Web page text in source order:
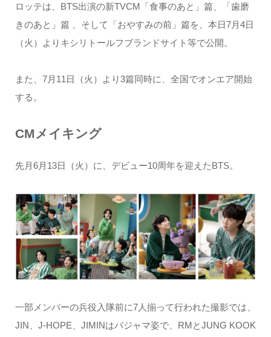
ロッテは、BTS出演の新TVCM「食事のあと」篇、「歯磨
きのあと」篇 、そして「おやすみの前」篇を、本日7月4日
（火）よりキシリトールフブランドサイト等で公開。
また、7月11日（火）より3篇同時に、全国でオンエア開始
する。
CMメイキング
先月6月13日（火）に、デビュー10周年を迎えたBTS。
一部メンバーの兵役入隊前に7人揃って行われた撮影では、
JIN、J-HOPE、JIMINはパジャマ姿で、RMとJUNG KOOK